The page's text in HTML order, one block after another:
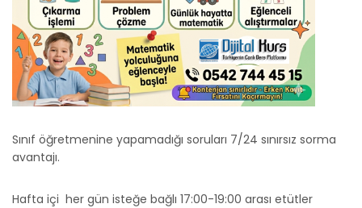
Sınıf öğretmenine yapamadığı soruları 7/24 sınırsız sorma
avantajı.
Hafta içi her gün isteğe bağlı 17:00-19:00 arası etütler